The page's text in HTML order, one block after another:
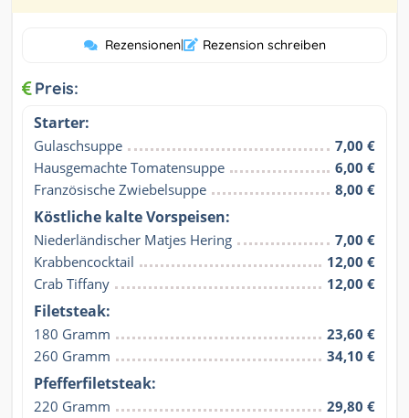
Rezensionen| Rezension schreiben
Preis:
Starter:
Gulaschsuppe
7,00 €
Hausgemachte Tomatensuppe
6,00 €
Französische Zwiebelsuppe
8,00 €
Köstliche kalte Vorspeisen:
Niederländischer Matjes Hering
7,00 €
Krabbencocktail
12,00 €
Crab Tiffany
12,00 €
Filetsteak:
180 Gramm
23,60 €
260 Gramm
34,10 €
Pfefferfiletsteak:
220 Gramm
29,80 €